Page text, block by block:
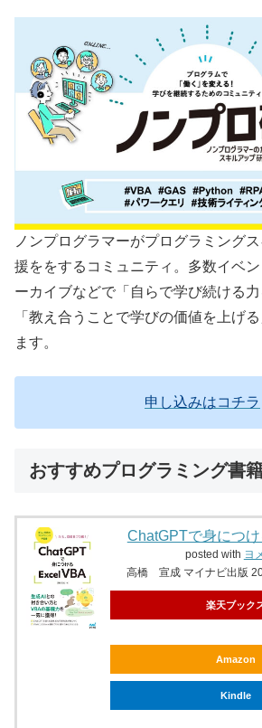
ノンプログラマーがプログラミング
援ををするコミュニティ。多数イベ
ーカイブなどで「自らで学び続ける力
「教え合うことで学びの価値を上げ
ます。
申し込みはコチラ
おすすめプログラミング書
ChatGPTで身につ
posted with ヨ
高橋 宣成 マイナビ出版
楽天ブック
Amazon
Kindle